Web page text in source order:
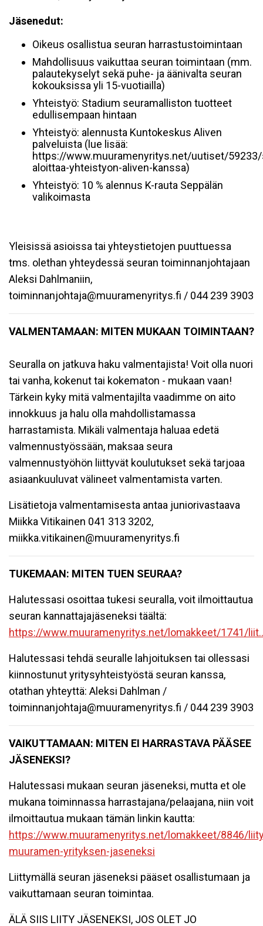
Jäsenedut:
Oikeus osallistua seuran harrastustoimintaan
Mahdollisuus vaikuttaa seuran toimintaan (mm.
palautekyselyt sekä puhe- ja äänivalta seuran
kokouksissa yli 15-vuotiailla)
Yhteistyö: Stadium seuramalliston tuotteet
edullisempaan hintaan
Yhteistyö: alennusta Kuntokeskus Aliven
palveluista (lue lisää:
https://www.muuramenyritys.net/uutiset/
aloittaa-yhteistyon-aliven-kanssa)
Yhteistyö: 10 % alennus K-rauta Seppälän
valikoimasta
Yleisissä asioissa tai yhteystietojen puuttuessa
tms. olethan yhteydessä seuran toiminnanjohtajaan
Aleksi Dahlmaniin,
toiminnanjohtaja@muuramenyritys.fi / 044 239 3903
VALMENTAMAAN: MITEN MUKAAN TOIMINTAAN?
Seuralla on jatkuva haku valmentajista! Voit olla nuori
tai vanha, kokenut tai kokematon - mukaan vaan!
Tärkein kyky mitä valmentajilta vaadimme on aito
innokkuus ja halu olla mahdollistamassa
harrastamista. Mikäli valmentaja haluaa edetä
valmennustyössään, maksaa seura
valmennustyöhön liittyvät koulutukset sekä tarjoaa
asiaankuuluvat välineet valmentamista varten.
Lisätietoja valmentamisesta antaa juniorivastaava
Miikka Vitikainen 041 313 3202,
miikka.vitikainen@muuramenyritys.fi
TUKEMAAN: MITEN TUEN SEURAA?
Halutessasi osoittaa tukesi seuralla, voit ilmoittautua
seuran kannattajajäseneksi täältä:
https://www.muuramenyritys.net/lomakkeet/1741/
Halutessasi tehdä seuralle lahjoituksen tai ollessasi
kiinnostunut yritysyhteistyöstä seuran kanssa,
otathan yhteyttä: Aleksi Dahlman /
toiminnanjohtaja@muuramenyritys.fi / 044 239 3903
VAIKUTTAMAAN: MITEN EI HARRASTAVA PÄÄSEE
JÄSENEKSI?
Halutessasi mukaan seuran jäseneksi, mutta et ole
mukana toiminnassa harrastajana/pelaajana, niin voit
ilmoittautua mukaan tämän linkin kautta:
https://www.muuramenyritys.net/lomakkeet/8846/
muuramen-yrityksen-jaseneksi
Liittymällä seuran jäseneksi pääset osallistumaan ja
vaikuttamaan seuran toimintaa.
ÄLÄ SIIS LIITY JÄSENEKSI, JOS OLET JO